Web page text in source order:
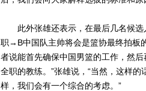
此外张雄还表示，在最后几名候选
职→B中国队主帅将会是篮协最终拍板
者说能首先确保中国男篮的工作，然
全职的教练。”张雄说，“当然，这样
样，我们会有一个综合的考虑。”